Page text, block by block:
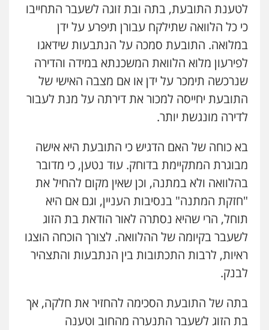
0525556970
עו"ד רויטל סבג שקד
פלילי פשיעה חמורה אמצעי לחימה
אלימות עורכי דין לענייני אסירים
0528615306
דוד בוחבוט – משרד עו"ד
0505542333
עו"ד בן ממן
פלילי חקירות ומעצרים
ניהול משברים פליליים
0506355388
חליל ביאדי – משרד עורכי דין
פלילי דיני תעבורה מעצרים וחקירות
עו"ד איהאב זבידאת
לטענת התובעת, בתה ובת זוגה לשעבר התחייבו
כי כל הלוואה שתילקח עבורן תיפרע על ידן
במלואה. התובעת סמכה על הנתבעות שידאגו
לפירעון מלוא הלוואת המשכנתא במידה והדירה
שנרכשה תימכר על ידן או אם מצבה האישי של
התובעת יחייסה למכור את דירתה על מנת לעבור
לדירה מונגשת יותר.
בא כוחה של האם הדגיש כי התובעת היא אישה
מבוגרת המתקיימת בדוחק. עוד נטען, כי מדובר
בהלוואה ולא במתנה, וכן שאין מקום להחיל את
"חזקת המתנה" בנסיבות העניין, וגם אם היא
תוחל, הרי שהיא נסתרה לאור הודאת בת הזוג
לשעבר בקיומה של ההלוואה. לצורך הוכחה הוצגו
ראיות, לרבות התכתובות בין הנתבעות והתצהיר
לבנק.
בתה של התובעת הסכימה להחזיר את חלקה, אך
בת הזוג לשעבר התנערה מהחוב וטענה